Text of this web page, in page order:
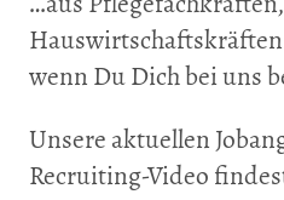
wenn Du Dich bei uns
Unsere aktuellen
Recruiting-Video